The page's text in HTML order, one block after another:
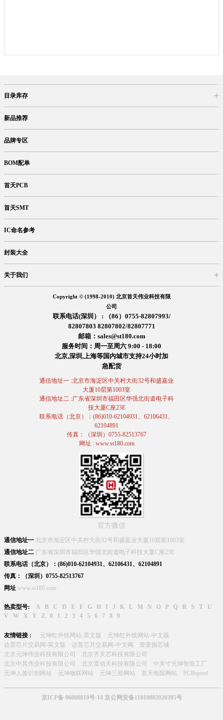
目录库存
新品推荐
品牌专区
BOM配单
首天PCB
首天SMT
IC命名参考
封装大全
关于我们
Copyright © (1998-2010) 北京首天伟业科技有限
公司
联系电话(深圳） : （86）0755-82807993/
82807803 82807802/82807771
邮箱：sales@st180.com
服务时间：周一至周六 9:00 - 18:00
北京,深圳,上海等国内城市支持24小时加
急配货
通信地址一 :北京市海淀区中关村大街32号和盛嘉业
大厦10层第1003室
通信地址二 :广东省深圳市福田区华强北街道电子科
技大厦C座23E
联系电话（北京）：(86)010-62104931、62106431、
62104891
传真：（深圳）0755-82513767
网址 : www.st180.com
官方微信
通信地址一 北京市海淀区中关村大街32号和盛嘉业大厦10层第1003室
通信地址二 广东省深圳市福田区华强北街道电子科技大厦C座23E
联系电话（北京）：(86)010-62104931、62106431、62104891
传真：（深圳）0755-82513767
网址 www.st180.com
热卖型号: A B C D E F G H J K L M N O P Q R S T
U
V
W X Y Z 0 1 2 3 4 5 6 7 8 9
友情链接 : 元坤红外线网站-英文版
元坤红外线网站-中文版
达普芯片交易网-英文版
达普芯片交易网-中文网
壹壹捌芯城
北京元坤伟业科技有限公司
北京齐天芯科技有限公司
北京中其伟业科技有限公司
北京雷动天科技有限公司
中关寸元坤智造工厂
元坤人脸识别网站
元坤物联网站 元坤三部网站 首天电阻网站 PCBspeed
京ICP备 06008810号-14 京公网安备11010802020395号